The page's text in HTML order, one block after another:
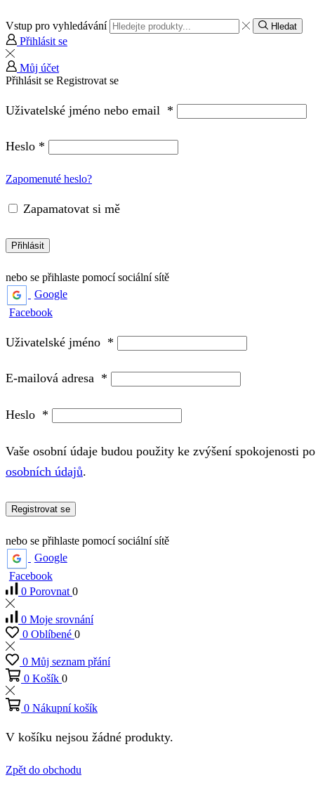
Vstup pro vyhledávání Hledat
Přihlásit se
Můj účet
Přihlásit se Registrovat se
Uživatelské jméno nebo email *
Heslo *
Zapomenuté heslo?
Zapamatovat si mě
Přihlásit
nebo se přihlaste pomocí sociální sítě
Google
Facebook
Uživatelské jméno *
E-mailová adresa *
Heslo *
Vaše osobní údaje budou použity ke zvýšení spokojenosti
osobních údajů.
Registrovat se
nebo se přihlaste pomocí sociální sítě
Google
Facebook
0 Porovnat 0
0 Moje srovnání
0 Oblíbené 0
0 Můj seznam přání
0 Košík 0
0 Nákupní košík
V košíku nejsou žádné produkty.
Zpět do obchodu